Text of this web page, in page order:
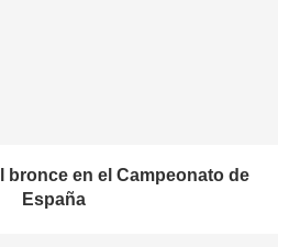
bronce en el Campeonato de
España